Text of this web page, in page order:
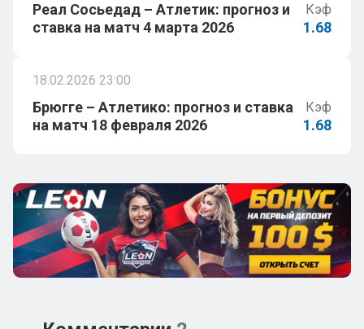
Реал Сосьедад – Атлетик: прогноз и
ставка на матч 4 марта 2026
Кэф
1.68
18.02.2026 23:00
Брюгге – Атлетико: прогноз и ставка
на матч 18 февраля 2026
Кэф
1.68